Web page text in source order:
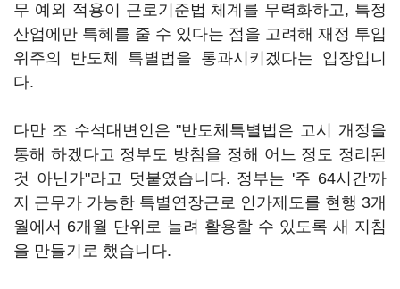
무 예외 적용이 근로기준법 체계를 무력화하고, 특정
산업에만 특혜를 줄 수 있다는 점을 고려해 재정 투입
위주의 반도체 특별법을 통과시키겠다는 입장입니
다.
다만 조 수석대변인은 "반도체특별법은 고시 개정을
통해 하겠다고 정부도 방침을 정해 어느 정도 정리된
것 아닌가"라고 덧붙였습니다. 정부는 '주 64시간'까
지 근무가 가능한 특별연장근로 인가제도를 현행 3개
월에서 6개월 단위로 늘려 활용할 수 있도록 새 지침
을 만들기로 했습니다.